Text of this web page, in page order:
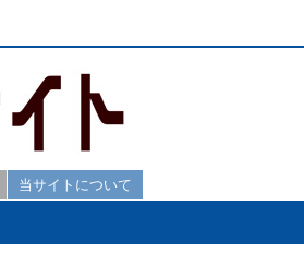
当サイトについて